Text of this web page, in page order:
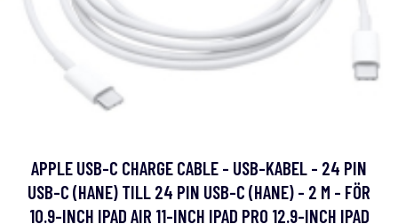
APPLE USB-C CHARGE CABLE - USB-KABEL - 24 PIN
USB-C (HANE) TILL 24 PIN USB-C (HANE) - 2 M - FÖR
10.9-INCH IPAD AIR 11-INCH IPAD PRO 12.9-INCH IPAD